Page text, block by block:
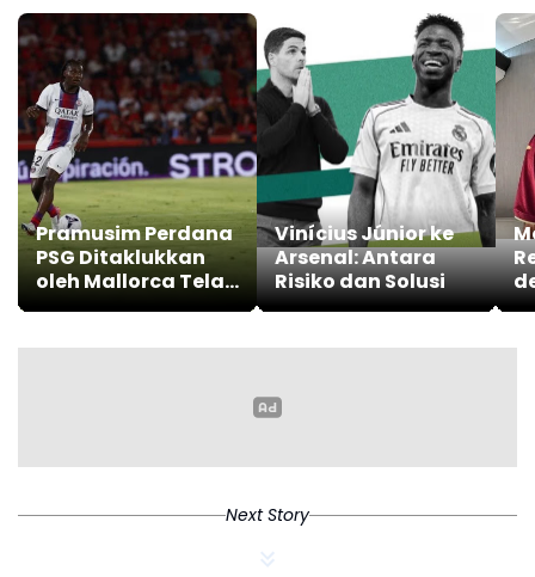
Pramusim Perdana
PSG Ditaklukkan
oleh Mallorca Telak
0-3
Vinícius Júnior ke
Arsenal: Antara
Risiko dan Solusi
Next Story